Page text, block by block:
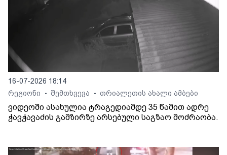
16-07-2026 18:14
რეგიონი
• შემთხვევა • თრიალეთის ახალი ამბები
ვიდეოში ასახულია ტრაგედიამდე 35 წამით ადრე
ჭავჭავაძის გამზირზე არსებული საგზაო მოძრაობა.